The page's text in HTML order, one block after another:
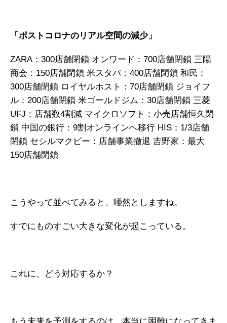
メールマガジン
お問い合わせ
「ポストコロナのリアル空間の減少」
ZARA：300店舗閉鎖 オンワード：700店舗閉鎖 三陽
商会：150店舗閉鎖 米スタバ：400店舗閉鎖 和民：
300店舗閉鎖 ロイヤルホスト：70店舗閉鎖 ジョイフ
ル：200店舗閉鎖 米ゴールドジム：30店舗閉鎖 三菱
UFJ：店舗数4割減 マイクロソフト：小売店舗恒久閉
鎖 中国の銀行：9割オンラインへ移行 HIS：1/3店舗
閉鎖 セシルマクビー：店舗事業撤退 吉野家：最大
150店舗閉鎖
こうやって並べてみると、唖然としますね。
すでにものすごい大きな変化が起こっている。
これに、どう対応するか？